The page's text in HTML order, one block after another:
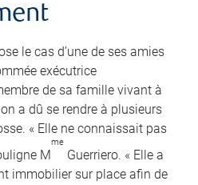
le cas d’une de ses amies
exécutrice
de sa famille vivant à
a dû se rendre à plusieurs
« Elle ne connaissait pas
M
me
Guerriero. « Elle a
immobilier sur place afin de